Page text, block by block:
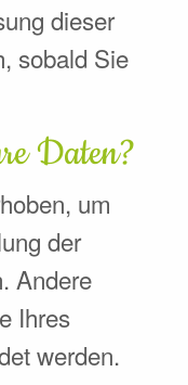
dieser
sobald Sie
Daten?
um
der
Andere
Ihres
werden.